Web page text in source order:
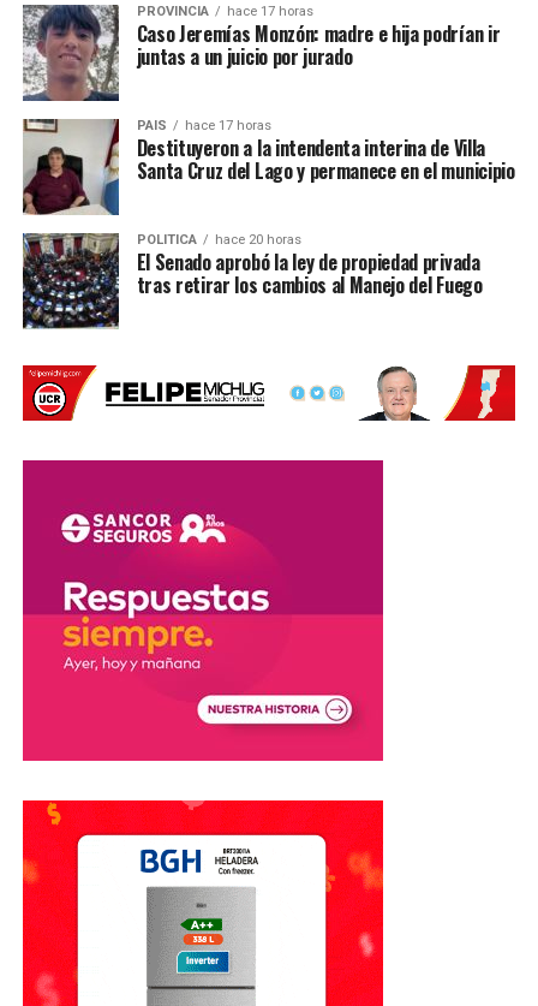
Con información de Prensa de Sancor Seguros
el reconocimiento representa un enorme orgullo para todo
el equipo de trabajo y destacó que actualmente la pyme
cuenta con50 empleados
, quienes participan diariamente
en la elaboración del producto.
A través de
sus redes
celebró el
logro y
productores
y
El objetivo: llevar el dulce de leche
argentino al mundo
Durante la premiación, González adelantó que la compañía
trabaja en un proyecto de expansión internacional y planea
instalar unaplanta de producción en Brasil
objetivo de fortalecer su presencia en ese mercado.
«La misión es llevar el dulce de leche argentino al mundo»,
PROVINCIA hace 17 horas
Caso Jeremías Monzón: madre e hija podrían ir
juntas a un juicio por jurado
PAIS hace 17 horas
Destituyeron a la intendenta interina de Villa
Santa Cruz del Lago y permanece en el municipio
POLITICA hace 20 horas
El Senado aprobó la ley de propiedad privada
tras retirar los cambios al Manejo del Fuego